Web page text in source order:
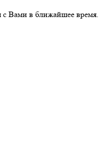
Вами в ближайшее время.